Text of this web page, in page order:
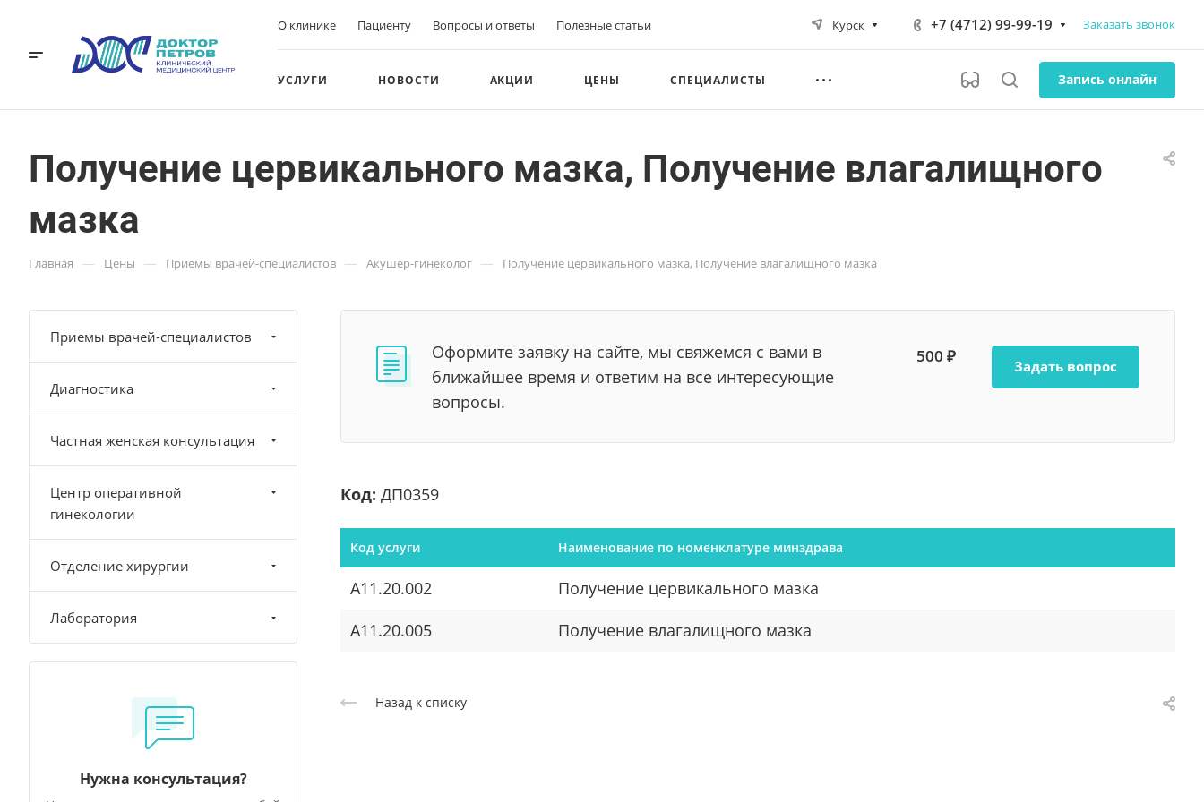
О клинике Пациенту Вопросы и ответы Полезные статьи Курск +7 (4712) 99-99-19 Заказать звонок
УСЛУГИ НОВОСТИ АКЦИИ ЦЕНЫ СПЕЦИАЛИСТЫ Запись онлайн
Получение цервикального мазка, Получение влагалищного
мазка
Главная — Цены — Приемы врачей-специалистов — Акушер-гинеколог — Получение цервикального мазка, Получение влагалищного мазка
Оформите заявку на сайте, мы свяжемся с вами в
ближайшее время и ответим на все интересующие
вопросы.
500 ₽ Задать вопрос
Код: ДП0359
Код услуги Наименование по номенклатуре минздрава
A11.20.002
Получение цервикального мазка
A11.20.005
Получение влагалищного мазка
Назад к списку
Приемы врачей-специалистов
Диагностика
Частная женская консультация
Центр оперативной
гинекологии
Отделение хирургии
Лаборатория
Нужна консультация?